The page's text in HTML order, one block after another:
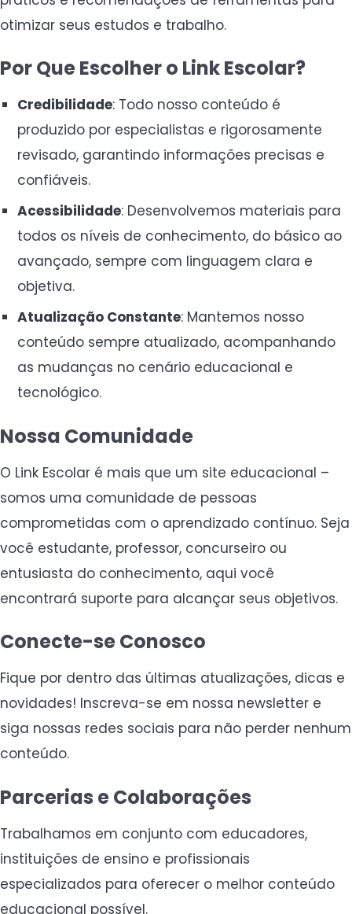
otimizar seus estudos e trabalho.
Por Que Escolher o Link Escolar?
Credibilidade: Todo nosso conteúdo é
produzido por especialistas e rigorosamente
revisado, garantindo informações precisas e
confiáveis.
Acessibilidade: Desenvolvemos materiais para
todos os níveis de conhecimento, do básico ao
avançado, sempre com linguagem clara e
objetiva.
Atualização Constante: Mantemos nosso
conteúdo sempre atualizado, acompanhando
as mudanças no cenário educacional e
tecnológico.
Nossa Comunidade
O Link Escolar é mais que um site educacional –
somos uma comunidade de pessoas
comprometidas com o aprendizado contínuo. Seja
você estudante, professor, concurseiro ou
entusiasta do conhecimento, aqui você
encontrará suporte para alcançar seus objetivos.
Conecte-se Conosco
Fique por dentro das últimas atualizações, dicas e
novidades! Inscreva-se em nossa newsletter e
siga nossas redes sociais para não perder nenhum
conteúdo.
Parcerias e Colaborações
Trabalhamos em conjunto com educadores,
instituições de ensino e profissionais
especializados para oferecer o melhor conteúdo
educacional possível.